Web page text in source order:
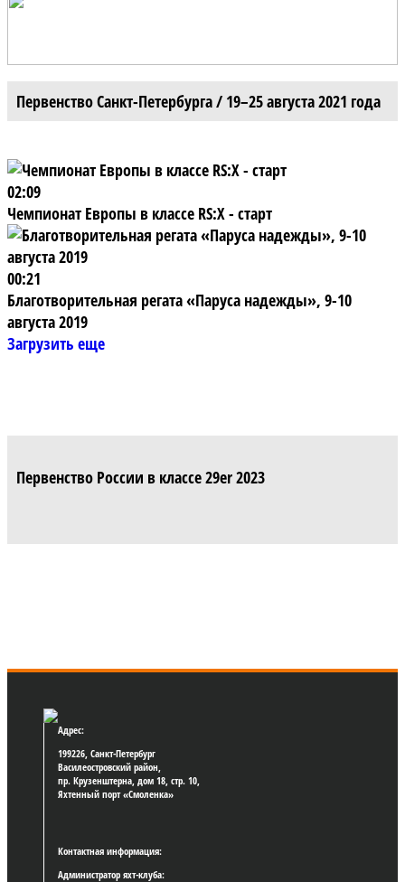
Первенство Санкт-Петербурга / 19–25 августа 2021 года
02:09
Чемпионат Европы в классе RS:X - старт
00:21
Благотворительная регата «Паруса надежды», 9-10
августа 2019
Загрузить еще
Первенство России в классе 29er 2023
Адрес:
199226, Санкт-Петербург
Василеостровский район,
пр. Крузенштерна, дом 18, стр. 10,
Яхтенный порт «Смоленка»
Контактная информация:
Администратор яхт-клуба: